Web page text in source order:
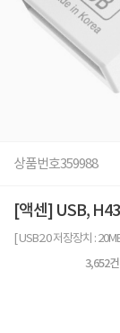
상품번호359988
[액센] USB,
[ USB2.0 저장장치 :
3,652건